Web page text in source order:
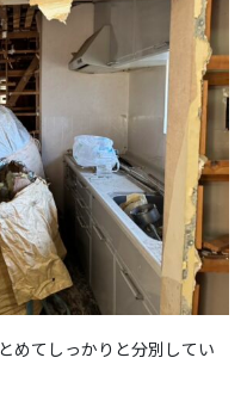
めてしっかりと分別してい